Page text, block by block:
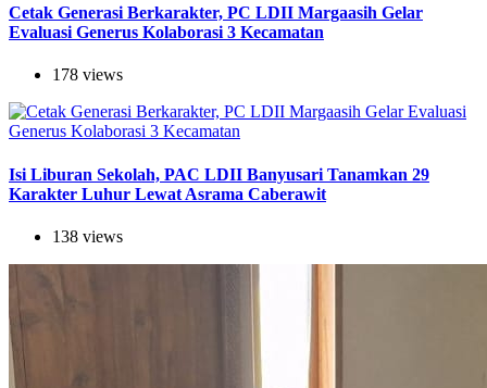
Cetak Generasi Berkarakter, PC LDII Margaasih Gelar
Evaluasi Generus Kolaborasi 3 Kecamatan
178 views
Isi Liburan Sekolah, PAC LDII Banyusari Tanamkan 29
Karakter Luhur Lewat Asrama Caberawit
138 views